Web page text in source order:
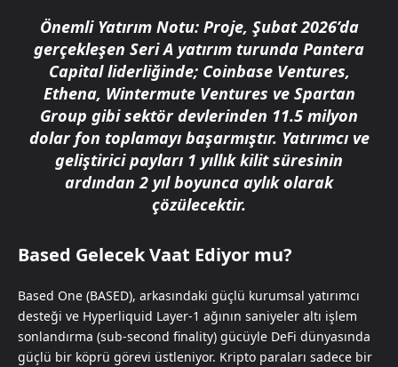
Önemli Yatırım Notu:Proje, Şubat 2026’da
gerçekleşen Seri A yatırım turunda Pantera
Capitalliderliğinde; Coinbase Ventures,
Ethena, Wintermute Ventures ve Spartan
Group gibi sektör devlerinden 11.5 milyon
dolarfon toplamayı başarmıştır. Yatırımcı ve
geliştirici payları 1 yıllık kilit süresinin
ardından 2 yıl boyunca aylık olarak
çözülecektir.
Based Gelecek Vaat Ediyor mu?
Based One (BASED), arkasındaki güçlü kurumsal yatırımcı
desteği ve Hyperliquid Layer-1 ağının saniyeler altı işlem
sonlandırma (sub-second finality) gücüyle DeFi dünyasında
güçlü bir köprü görevi üstleniyor. Kripto paraları sadece bir